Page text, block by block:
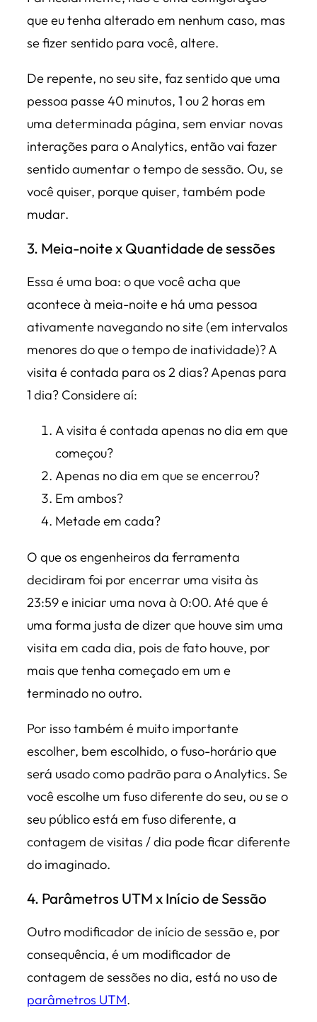
que eu tenha alterado em nenhum caso, mas
se fizer sentido para você, altere.
De repente, no seu site, faz sentido que uma
pessoa passe 40 minutos, 1 ou 2 horas em
uma determinada página, sem enviar novas
interações para o Analytics, então vai fazer
sentido aumentar o tempo de sessão. Ou, se
você quiser, porque quiser, também pode
mudar.
3. Meia-noite x Quantidade de sessões
Essa é uma boa: o que você acha que
acontece à meia-noite e há uma pessoa
ativamente navegando no site (em intervalos
menores do que o tempo de inatividade)? A
visita é contada para os 2 dias? Apenas para
1 dia? Considere aí:
A visita é contada apenas no dia em que
começou?
Apenas no dia em que se encerrou?
Em ambos?
Metade em cada?
O que os engenheiros da ferramenta
decidiram foi por encerrar uma visita às
23:59 e iniciar uma nova à 0:00. Até que é
uma forma justa de dizer que houve sim uma
visita em cada dia, pois de fato houve, por
mais que tenha começado em um e
terminado no outro.
Por isso também é muito importante
escolher, bem escolhido, o fuso-horário que
será usado como padrão para o Analytics. Se
você escolhe um fuso diferente do seu, ou se o
seu público está em fuso diferente, a
contagem de visitas / dia pode ficar diferente
do imaginado.
4. Parâmetros UTM x Início de Sessão
Outro modificador de início de sessão e, por
consequência, é um modificador de
contagem de sessões no dia, está no uso de
parâmetros UTM.